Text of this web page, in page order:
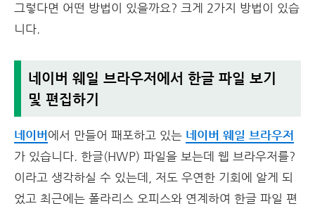
그렇다면 어떤 방법이 있을까요? 크게 2가지 방법이 있습
니다.
네이버 웨일 브라우저에서 한글 파일 보기
및 편집하기
네이버에서 만들어 패포하고 있는 네이버 웨일 브라우저
가 있습니다. 한글(HWP) 파일을 보는데 웹 브라우저를?
이라고 생각하실 수 있는데, 저도 우연한 기회에 알게 되
었고 최근에는 폴라리스 오피스와 연계하여 한글 파일 편